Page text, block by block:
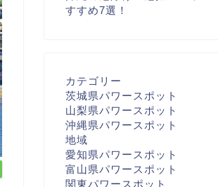
すすめ7選！
カテゴリー
茨城県パワースポット
山梨県パワースポット
沖縄県パワースポット
地域
愛知県パワースポット
富山県パワースポット
関東パワースポット